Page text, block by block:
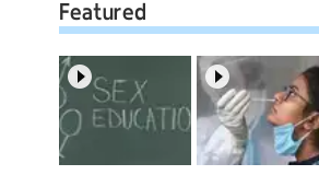
Featured